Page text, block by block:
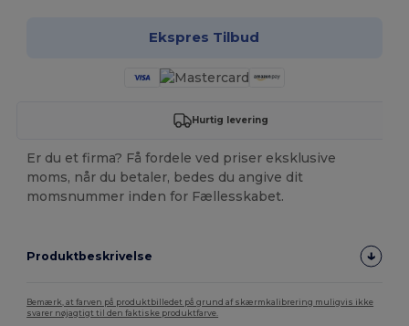
Ekspres Tilbud
Hurtig levering
Er du et firma? Få fordele ved priser eksklusive
moms, når du betaler, bedes du angive dit
momsnummer inden for Fællesskabet.
Produktbeskrivelse
Bemærk, at farven på produktbilledet på grund af skærmkalibrering muligvis ikke
svarer nøjagtigt til den faktiske produktfarve.